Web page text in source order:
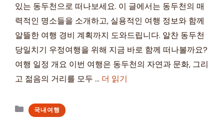
있는 동두천으로 떠나보세요. 이 글에서는 동두천의 매
력적인 명소들을 소개하고, 실용적인 여행 정보와 함께
알뜰한 여행 경비 계획까지 도와드립니다. 알찬 동두천
당일치기 우정여행을 위해 지금 바로 함께 떠나볼까요?
여행 일정 개요 이번 여행은 동두천의 자연과 문화, 그리
고 젊음의 거리를 모두 … 더 읽기
카국내여행